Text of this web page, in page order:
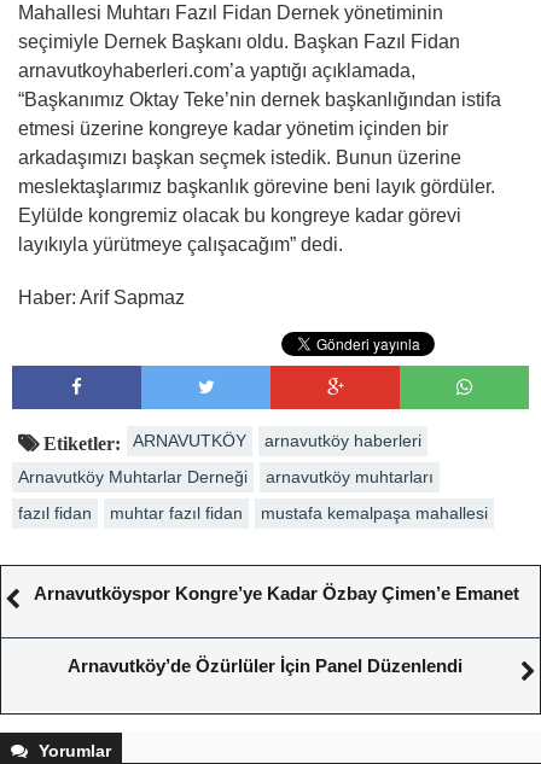
Mahallesi Muhtarı Fazıl Fidan Dernek yönetiminin
seçimiyle Dernek Başkanı oldu. Başkan Fazıl Fidan
arnavutkoyhaberleri.com’a yaptığı açıklamada,
“Başkanımız Oktay Teke’nin dernek başkanlığından istifa
etmesi üzerine kongreye kadar yönetim içinden bir
arkadaşımızı başkan seçmek istedik. Bunun üzerine
meslektaşlarımız başkanlık görevine beni layık gördüler.
Eylülde kongremiz olacak bu kongreye kadar görevi
layıkıyla yürütmeye çalışacağım” dedi.
Haber: Arif Sapmaz
Etiketler: ARNAVUTKÖY
arnavutköy haberleri
Arnavutköy Muhtarlar Derneği
arnavutköy muhtarları
fazıl fidan
muhtar fazıl fidan mustafa kemalpaşa mahallesi
Arnavutköyspor Kongre’ye Kadar Özbay Çimen’e Emanet
Arnavutköy’de Özürlüler İçin Panel Düzenlendi
Yorumlar